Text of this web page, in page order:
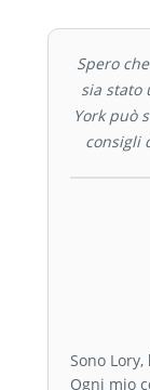
Spero
sia stato
York può
consigli
Sono Lory,
Ogni mio